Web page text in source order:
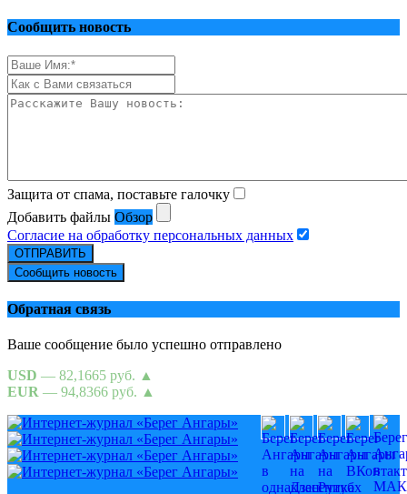
Сообщить новость
Защита от спама, поставьте галочку
Добавить файлы Обзор
Согласие на обработку персональных данных
ОТПРАВИТЬ
Сообщить новость
Обратная связь
Ваше сообщение было успешно отправлено
USD — 82,1665 руб. ▲
EUR — 94,8366 руб. ▲